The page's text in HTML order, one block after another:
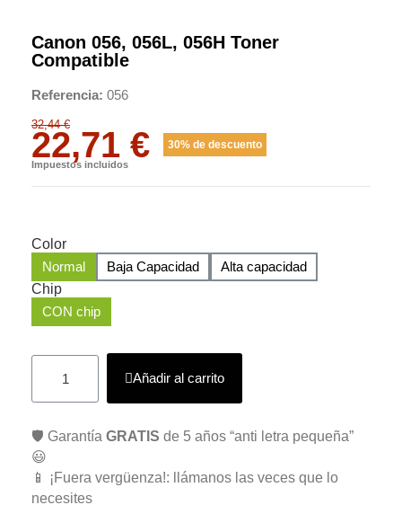
Canon 056, 056L, 056H Toner
Compatible
Referencia 056
32,44 €
22,71 € 30% de descuento
Impuestos incluidos
Color
Normal
Baja Capacidad
Alta capacidad
Chip
CON chip
Añadir al carrito
🛡️ Garantía GRATIS de 5 años “anti letra pequeña”
😃
📱 ¡Fuera vergüenza!: llámanos las veces que lo
necesites